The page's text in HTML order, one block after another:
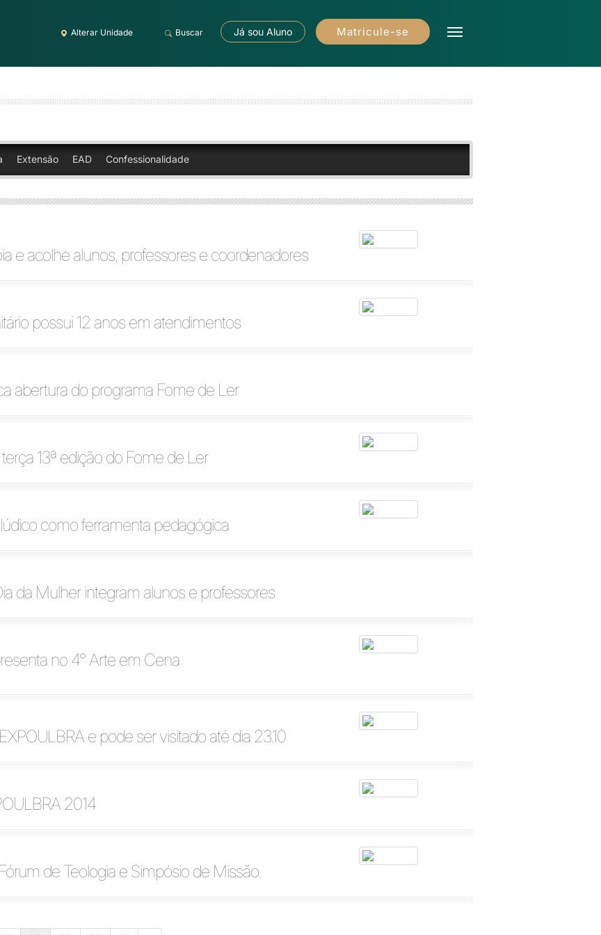
Alterar Unidade Buscar Já sou Aluno Matricule-se
Extensão EAD Confessionalidade
e acolhe alunos, professores e coordenadores
possui 12 anos em atendimentos
abertura do programa Fome de Ler
13ª edição do Fome de Ler
como ferramenta pedagógica
da Mulher integram alunos e professores
no 4° Arte em Cena
e pode ser visitado até dia 23.10
2014
de Teologia e Simpósio de Missão